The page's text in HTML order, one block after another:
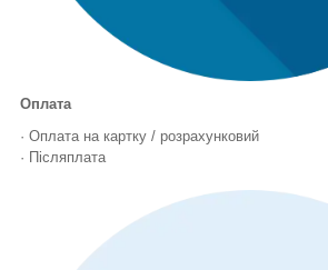
Оплата
· Оплата на картку / розрахунковий
· Післяплата